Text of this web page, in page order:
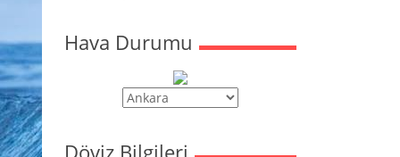
Hava Durumu
Döviz Bilgileri